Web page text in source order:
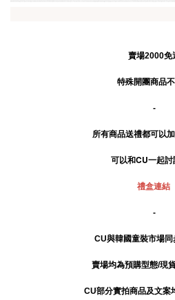
賣場2000免
特殊開團商品
-
所有商品送禮都可以
可以和CU一起
禮盒連結
-
CU與韓國童裝市場
賣場均為預購型態/現
CU部分實拍商品及文案